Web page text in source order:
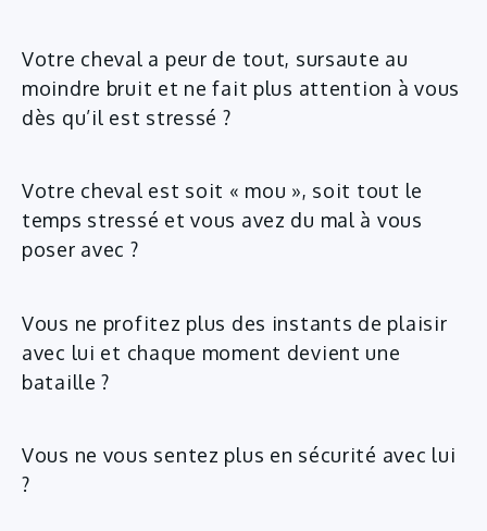
Votre cheval a peur de tout, sursaute au
moindre bruit et ne fait plus attention à vous
dès qu’il est stressé ?
Votre cheval est soit « mou », soit tout le
temps stressé et vous avez du mal à vous
poser avec ?
Vous ne profitez plus des instants de plaisir
avec lui et chaque moment devient une
bataille ?
Vous ne vous sentez plus en sécurité avec lui
?